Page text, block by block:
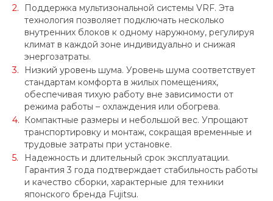
Поддержка мультизональной системы VRF. Эта
технология позволяет подключать несколько
внутренних блоков к одному наружному, регулируя
климат в каждой зоне индивидуально и снижая
энергозатраты.
Низкий уровень шума. Уровень шума соответствует
стандартам комфорта в жилых помещениях,
обеспечивая тихую работу вне зависимости от
режима работы – охлаждения или обогрева.
Компактные размеры и небольшой вес. Упрощают
транспортировку и монтаж, сокращая временные и
трудовые затраты при установке.
Надежность и длительный срок эксплуатации.
Гарантия 3 года подтверждает стабильность работы
и качество сборки, характерные для техники
японского бренда Fujitsu.